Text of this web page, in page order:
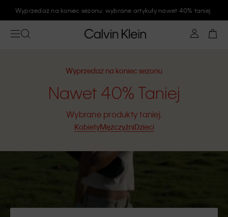
Zapisz się na newsletter Calvin Klein i zyskaj rabat 10%
Wyprzedaż na koniec sezonu
Nawet 40% Taniej
Wybrane produkty taniej.
KobietyMężczyźniDzieci